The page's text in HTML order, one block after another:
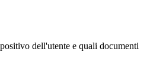
dell'utente e quali documenti